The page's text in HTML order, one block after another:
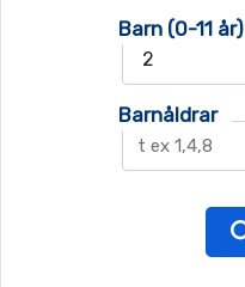
Barn (0-11 år)
Barnåldrar